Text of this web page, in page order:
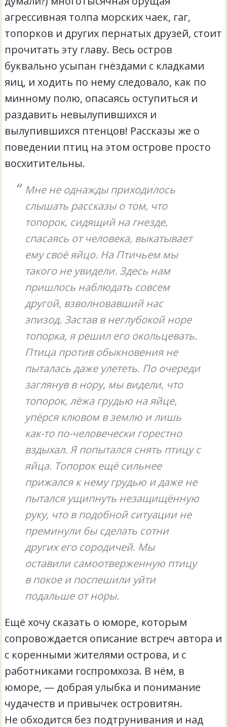
агрессивная толпа морских чаек, гаг,
топорков и других пернатых друзей, стоит
прочитать эту главу. Весь остров
буквально усыпан гнёздами с кладками
яиц, и ходить по нему следовало, как по
минному полю, опасаясь оступиться и
раздавить невылупившихся и
вылупившихся птенцов! Рассказы же о
поведении птиц на этом острове просто
восхитительны.
Мне не однажды приходилось
слышать рассказы о том, что
топорок, сидящий на гнезде,
спасаясь от человека, выкатывает
ему своё яйцо. На Птичьем мы
такого не увидели. Здесь нам
пришлось наблюдать совсем
другой, взволновавший нас
эпизод. Застав в неглубокой норе
топорка, я решил его окольцевать.
Птица против обыкновения не
пыталась даже улететь. По очереди
заглянув в нору, мы видели, что
топорок, лёжа грудью на яйце,
упёрся клювом в землю и лишь
как-то по-человечески горестно
вздыхал. Я попытался снять птицу с
яйца. Топорок ещё сильнее
прижался к нему грудью и даже не
пытался ущипнуть незащищённую
руку, что в подобной ситуации не
преминули бы сделать сотни
других его сородичей. Мы
оставили самоотверженную птицу
в покое и поспешили уйти
подальше от норы.
Ещё хочу сказать о юморе, которым
сопровождается описание встреч автора и
с коренными жителями острова, и с
работниками госпромхоза. В нём, в
юморе, — добрая улыбка и понимание
чудачеств и привычек островитян.
Не обходится без подтрунивания и над